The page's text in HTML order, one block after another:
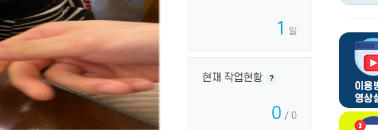
1 일
현재 작업현황 ?
0 / 0